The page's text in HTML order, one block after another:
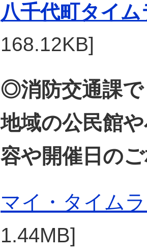
八千代町タイ
168.12KB]
◎消防交通課で
地域の公民館
容や開催日の
マイ・タイム
1.44MB]